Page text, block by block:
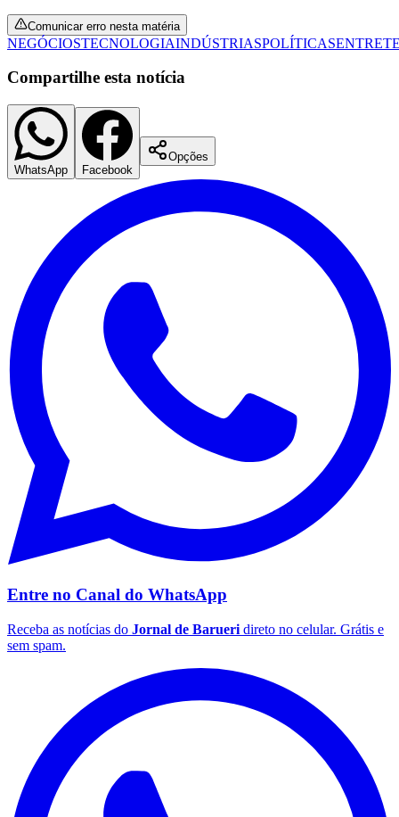
Vasco
Botafogo
Comunicar erro nesta matéria
NEGÓCIOSTECNOLOGIAINDÚSTRIASPOLÍTICAS
Compartilhe esta notícia
WhatsApp Facebook
Opções
Entre no Canal do WhatsApp
Receba as notícias do Jornal de Barueri direto no celular. Grátis e
sem spam.